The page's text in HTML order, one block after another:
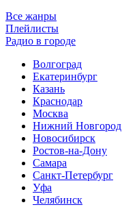
Все жанры
Плейлисты
Радио в городе
Волгоград
Екатеринбург
Казань
Краснодар
Москва
Нижний Новгород
Новосибирск
Ростов-на-Дону
Самара
Санкт-Петербург
Уфа
Челябинск